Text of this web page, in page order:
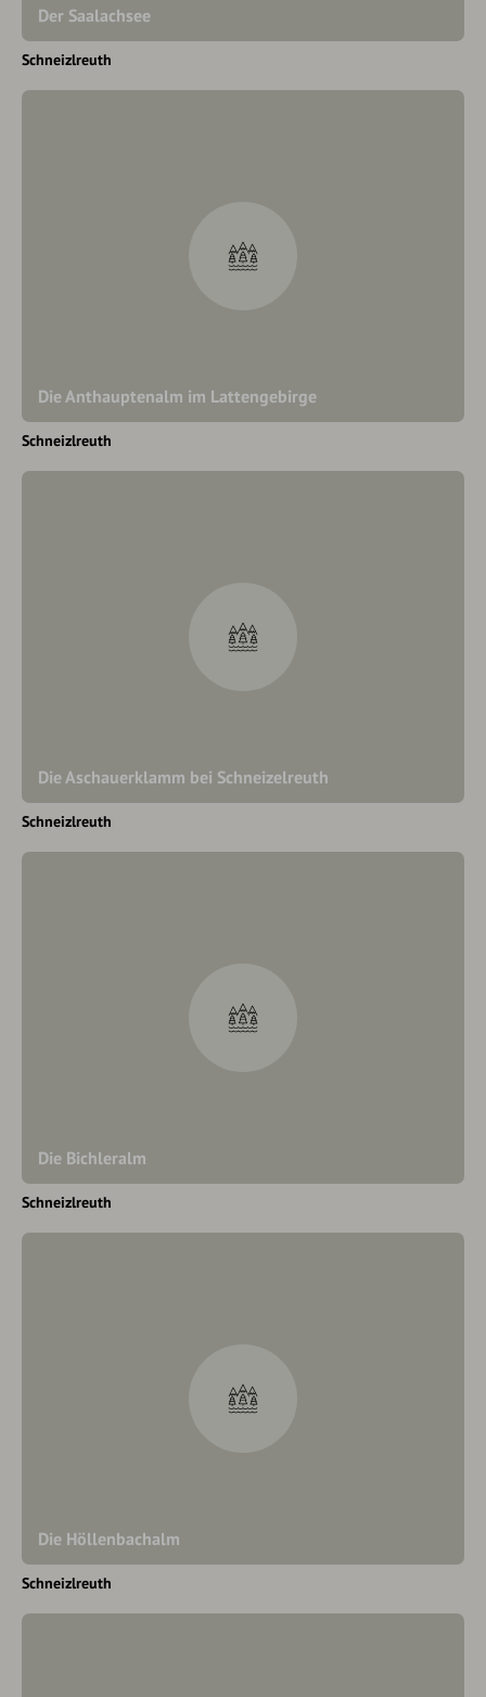
Der Saalachsee
Schneizlreuth
Die Anthauptenalm im Lattengebirge
Schneizlreuth
Die Aschauerklamm bei Schneizelreuth
Schneizlreuth
Die Bichleralm
Schneizlreuth
Die Höllenbachalm
Schneizlreuth